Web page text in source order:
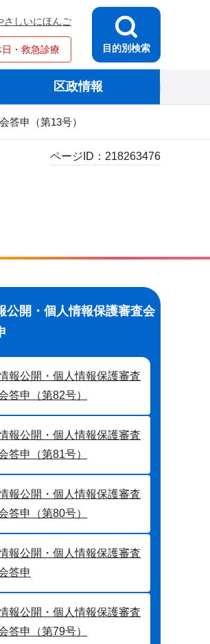
さしいにほんご
日・救急診療 目的別検索
区政情報
答申（第13号）
ページID： 218263476
公開・個人情報保護審査会
報公開・個人情報保護審査
答申（第82号）
報公開・個人情報保護審査
答申（第81号）
報公開・個人情報保護審査
答申（第80号）
報公開・個人情報保護審査
答申
報公開・個人情報保護審査
答申（第79号）